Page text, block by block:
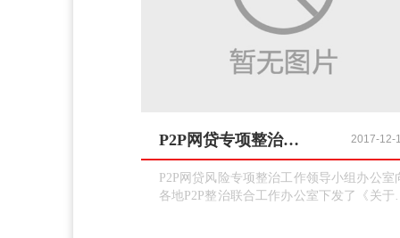
P2P网贷专项整治：明年6月底之前结束备案 2017-12-
P2P网贷风险专项整治工作领导小组办公室
各地P2P整治联合工作办公室下发了《关于